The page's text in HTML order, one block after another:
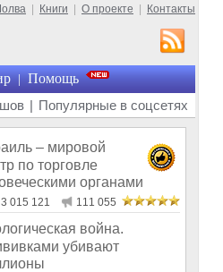
Книги О проекте Контакты
| Помощь
| Популярные в соцсетях
– мировой
по торговле
органами
3 015 121 111 055
война.
убивают